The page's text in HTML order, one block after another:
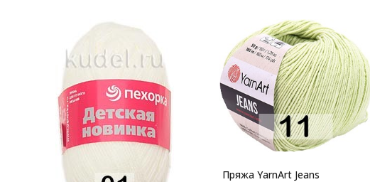
Пряжа YarnArt Jeans